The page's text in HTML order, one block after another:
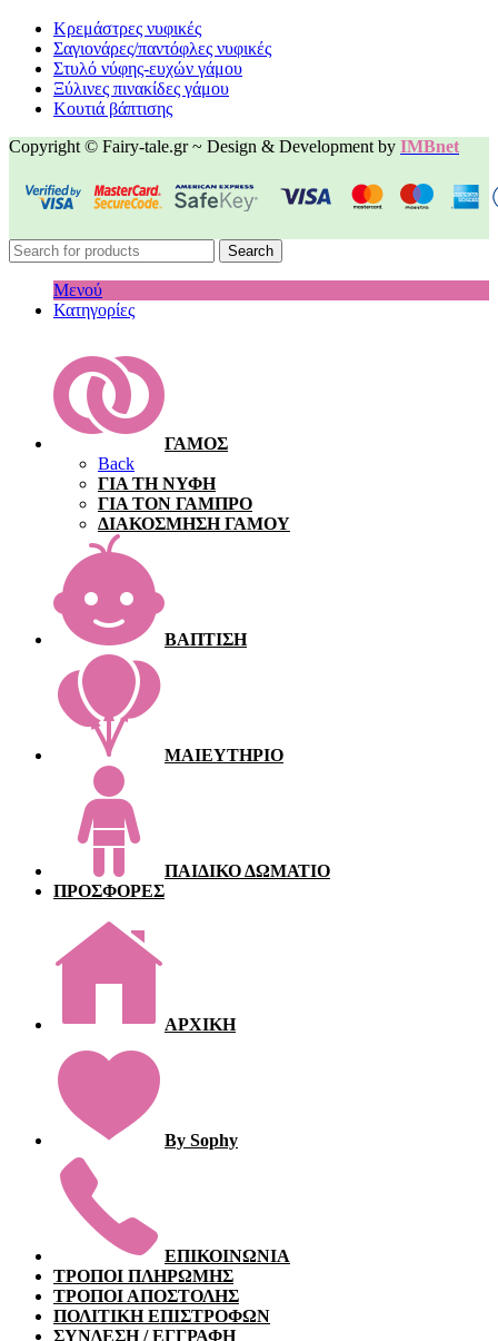
Κρεμάστρες νυφικές
Σαγιονάρες/παντόφλες νυφικές
Στυλό νύφης-ευχών γάμου
Ξύλινες πινακίδες γάμου
Κουτιά βάπτισης
Copyright © Fairy-tale.gr ~ Design & Development by IMBnet
Search
Μενού
Κατηγορίες
ΓΑΜΟΣ
Back
ΓΙΑ ΤΗ ΝΥΦΗ
ΓΙΑ ΤΟΝ ΓΑΜΠΡΟ
ΔΙΑΚΟΣΜΗΣΗ ΓΑΜΟΥ
ΒΑΠΤΙΣΗ
ΜΑΙΕΥΤΗΡΙΟ
ΠΑΙΔΙΚΟ ΔΩΜΑΤΙΟ
ΠΡΟΣΦΟΡΕΣ
ΑΡΧΙΚΗ
By Sophy
ΕΠΙΚΟΙΝΩΝΙΑ
ΤΡΟΠΟΙ ΠΛΗΡΩΜΗΣ
ΤΡΟΠΟΙ ΑΠΟΣΤΟΛΗΣ
ΠΟΛΙΤΙΚΗ ΕΠΙΣΤΡΟΦΩΝ
ΣΥΝΔΕΣΗ / ΕΓΓΡΑΦΗ